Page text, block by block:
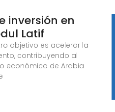
inversión en
Latif
objetivo es acelerar la
contribuyendo al
económico de Arabia